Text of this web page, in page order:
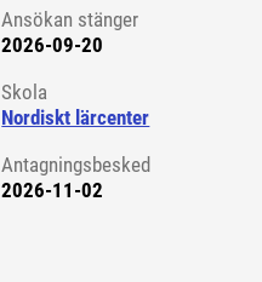
Ansökan stänger
2026-09-20
Skola
Nordiskt lärcenter
Antagningsbesked
2026-11-02